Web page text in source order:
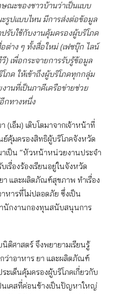
ณะของชาวบ้านว่าเป็นแบบ
รูปแบบไหน มีการส่งต่อข้อมูล
รับใช้กับงานคุ้มครองผู้บริโภค
ต่าง ๆ ทั้งสื่อใหม่ (เฟซบุ๊ก ไลน์
) เพื่อกระจายการรับรู้ข้อมูล
ภค ให้เข้าถึงผู้บริโภคทุกกลุ่ม
านที่เป็นภาคีเครือข่ายช่วย
กทางหนึ่ง
เอ็ม) เติบโตมาจากเจ้าหน้าที่
ย์คุ้มครองสิทธิผู้บริโภคจังหวัด
เป็น “หัวหน้าหน่วยงานประจำ
เรื่องร้องเรียนอยู่ในจังหวัด
า และผลิตภัณฑ์สุขภาพ ทำเรื่อง
หารที่ไม่ปลอดภัย ซึ่งเป็น
นักงานกองทุนสนับสนุนการ
ติศาสตร์ จึงพยายามเรียนรู้
ว่าอาหาร ยา และผลิตภัณฑ์
ะเด็นคุ้มครองผู้บริโภคเกี่ยวกับ
เคสที่ค่อนข้างเป็นปัญหาใหญ่